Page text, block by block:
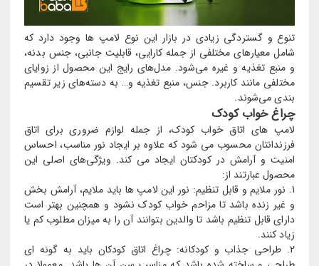
تنوع و گستردگی زیادی در بازار این نوع لامپ ها وجود دارد که
شامل معیارهای مختلفی از جمله کارایی، قابلیت جانبی، جنس بدنه،
و منبع تغذیه و غیره می‌شود. مدل‌های رایج این محصول از زوایای
مختلفی مانند کاربرد. جنس، منبع تغذیه و… به دسته‌های زیر تقسیم
بندی می‌شوند.
چراغ خواب کودک
لامپ های اتاق خواب کودک، از جمله لوازم ضروری برای اتاق
فرزندانتان محسوب می شود که علاوه بر ایجاد نور مناسب، احساس
امنیت و آرامش در کودکتان ایجاد می کند. ویژگی‌های اصلی این
محصول عبارتند از:
1. نور ملایم و قابل تنظیم: نور این لامپ ها باید ملایم، آرامش بخش
و غیر زنده باشد تا مزاحم خواب کودک نشود و همچنین بهتر است
دارای قابل تنظیم باشد تا والدین بتوانند آن را به میزان مطلوب کم یا
زیاد کنند.
2. طراحی جذاب و کودکانه: چراغ اتاق کودکان باید به گونه ای